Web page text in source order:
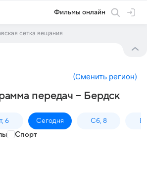
Фильмы онлайн
сетка вещания
(Сменить регион)
передач – Бердск
6 Сегодня Сб, 8
Спорт